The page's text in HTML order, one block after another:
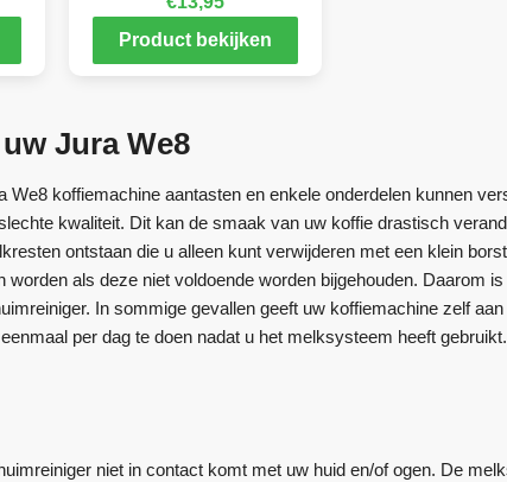
Product bekijken
Jura We8
We8 koffiemachine aantasten en enkele onderdelen kunnen
kwaliteit. Dit kan de smaak van uw koffie drastisch
ontstaan die u alleen kunt verwijderen met een klein
worden als deze niet voldoende worden bijgehouden. Daarom
In sommige gevallen geeft uw koffiemachine zelf
per dag te doen nadat u het melksysteem heeft gebruikt.
niet in contact komt met uw huid en/of ogen. De